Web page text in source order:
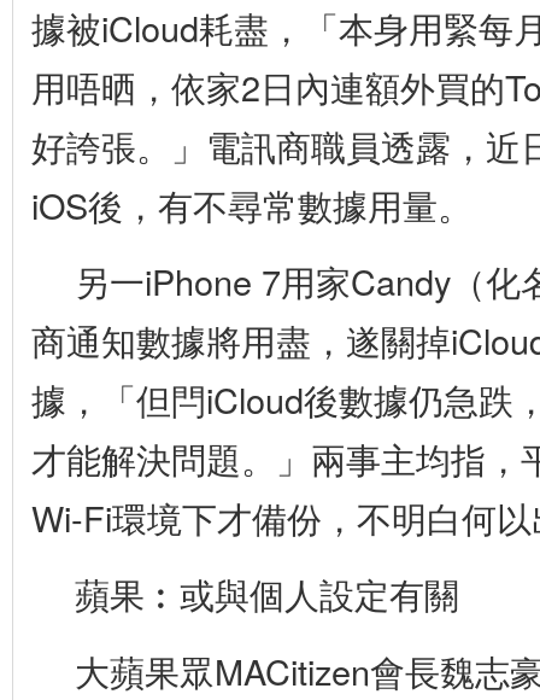
據被iCloud耗盡，「本身用緊每
用唔晒，依家2日內連額外買的
好誇張。」電訊商職員透露，近
iOS後，有不尋常數據用量。
另一iPhone 7用家Candy（
商通知數據將用盡，遂關掉
據，「但閂iCloud後數據仍急跌
才能解決問題。」兩事主均指，
Wi-Fi環境下才備份，不明白何
蘋果︰或與個人設定有關
大蘋果眾MACitizen會長魏志